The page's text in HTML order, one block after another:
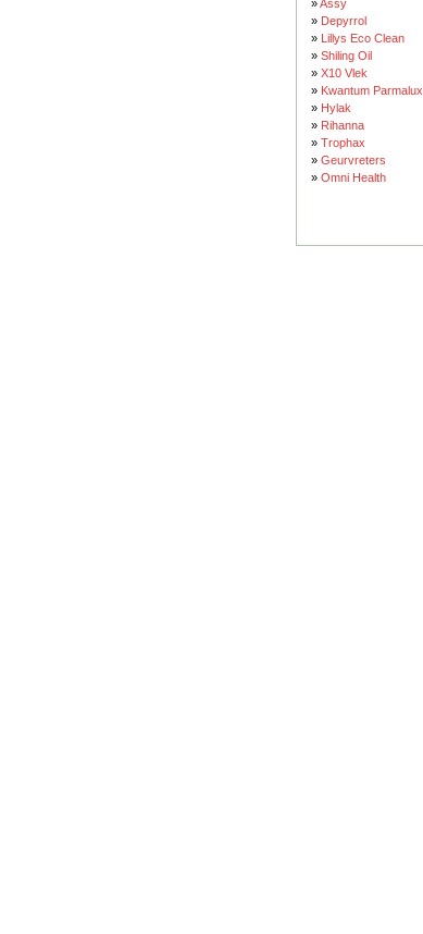
»Assy
» Depyrrol
» Lillys Eco Clean
» Shiling Oil
» X10 Vlek
» Kwantum Parmalux
» Hylak
» Rihanna
» Trophax
» Geurvreters
» Omni Health